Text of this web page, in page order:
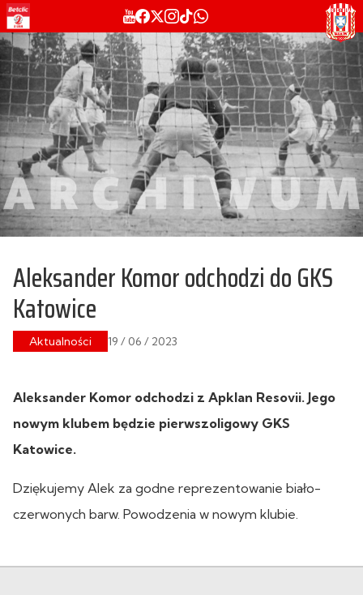
Aleksander Komor odchodzi do GKS
Katowice
Aktualności 19 / 06 / 2023
Aleksander Komor odchodzi z Apklan Resovii. Jego
nowym klubem będzie pierwszoligowy GKS
Katowice.
Dziękujemy Alek za godne reprezentowanie biało-
czerwonych barw. Powodzenia w nowym klubie.